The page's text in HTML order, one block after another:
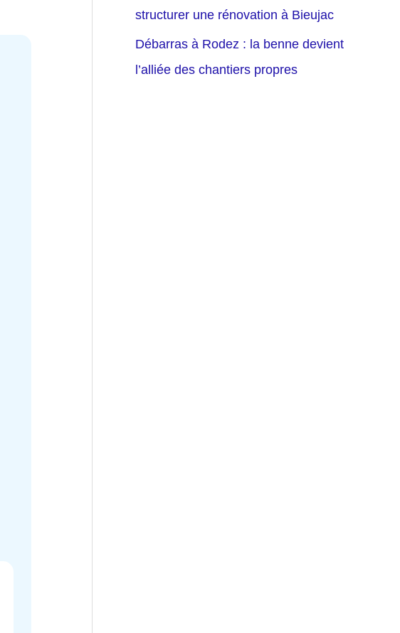
structurer une rénovation à Bieujac
Débarras à Rodez : la benne devient
l’alliée des chantiers propres